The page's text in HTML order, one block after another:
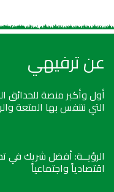
عن ترفيهي
أول وأكبر منصة للحدائق
التي نتنفس بها المتعة
الرؤيــة: أفضل شريك في
اقتصادياً واجتماعياً